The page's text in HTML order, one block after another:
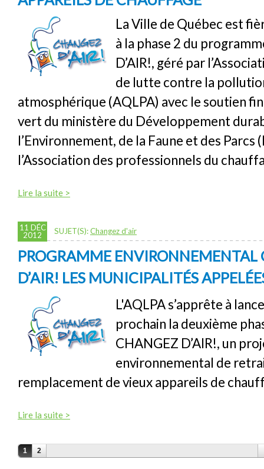
La Ville de Québec est
à la phase 2 du
D’AIR!, géré par
de lutte contre la
atmosphérique (AQLPA) avec le soutien
vert du ministère du Développement
l’Environnement, de la Faune et des Parcs
l’Association des professionnels du
Lire la suite >
11 DÉC
2012
SUJET(S):Changez d'air
PROGRAMME ENVIRONNEMENTAL
D’AIR! LES MUNICIPALITÉS
L'AQLPA s’apprête à
prochain la deuxième
CHANGEZ D’AIR!, un
environnemental de
remplacement de vieux appareils de
Lire la suite >
PAGES
1 2